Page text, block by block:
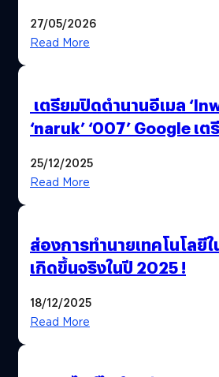
27/05/2026
Read More
เตรียมปิดตำนานอีเมล
‘naruk’ ‘007’ Google เต
25/12/2025
Read More
ส่องการทำนายเทคโนโลยี
เกิดขึ้นจริงในปี 2025 !
18/12/2025
Read More